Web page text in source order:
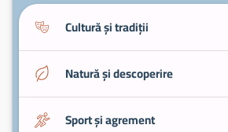
Cultură și tradiții
Natură și descoperire
Sport și agrement